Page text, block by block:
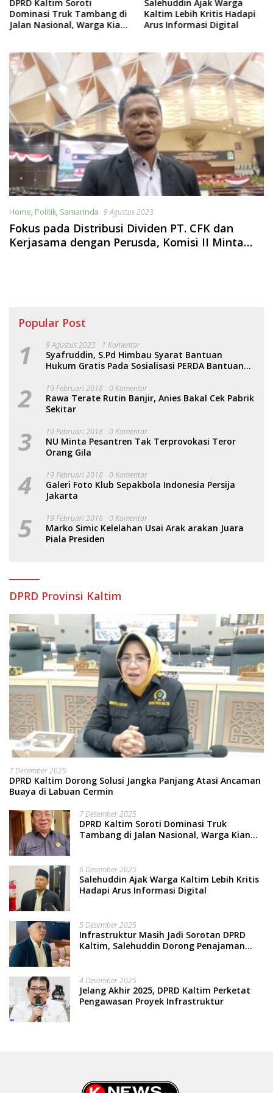
DPRD Kaltim Soroti
Dominasi Truk Tambang di
Jalan Nasional, Warga Kian
Salehuddin Ajak Warga
Kaltim Lebih Kritis Hadapi
Arus Informasi Digital
Home, Politik, Samarinda 9 Agustus 2023
Fokus pada Distribusi Dividen PT. CFK dan
Kerjasama dengan Perusda, Komisi II Minta
Popular Post
1 9 Agustus 2023 1 Komentar
Syafruddin, S.Pd Himbau Syarat Bantuan
Hukum Gratis Pada Sosialisasi PERDA Bantuan
2 19 Februari 2018 0 Komentar
Rawa Terate Rutin Banjir, Anies Bakal Cek Pabrik
Sekitar
3 19 Februari 2018 0 Komentar
NU Minta Pesantren Tak Terprovokasi Teror
Orang Gila
4 19 Februari 2018 0 Komentar
Galeri Foto Klub Sepakbola Indonesia Persija
Jakarta
5 19 Februari 2018 0 Komentar
Marko Simic Kelelahan Usai Arak arakan Juara
Piala Presiden
DPRD Provinsi Kaltim
7 Desember 2025
DPRD Kaltim Dorong Solusi Jangka Panjang Atasi Ancaman
Buaya di Labuan Cermin
7 Desember 2025
DPRD Kaltim Soroti Dominasi Truk
Tambang di Jalan Nasional, Warga Kian
6 Desember 2025
Salehuddin Ajak Warga Kaltim Lebih Kritis
Hadapi Arus Informasi Digital
5 Desember 2025
Infrastruktur Masih Jadi Sorotan DPRD
Kaltim, Salehuddin Dorong Penajaman
4 Desember 2025
Jelang Akhir 2025, DPRD Kaltim Perketat
Pengawasan Proyek Infrastruktur